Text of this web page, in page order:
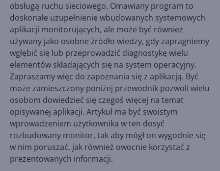
obsługą ruchu sieciowego. Omawiany program to
doskonałe uzupełnienie wbudowanych systemowych
aplikacji monitorujących, ale może być również
używany jako osobne źródło wiedzy, gdy zapragniemy
wgłębić się lub przeprowadzić diagnostykę wielu
elementów składających się na system operacyjny.
Zapraszamy więc do zapoznania się z aplikacją. Być
może zamieszczony poniżej przewodnik pozwoli wielu
osobom dowiedzieć się czegoś więcej na temat
opisywanej aplikacji. Artykuł ma być swoistym
wprowadzeniem użytkownika w ten dosyć
rozbudowany monitor, tak aby mógł on wygodnie się
w nim poruszać, jak również owocnie korzystać z
prezentowanych informacji.